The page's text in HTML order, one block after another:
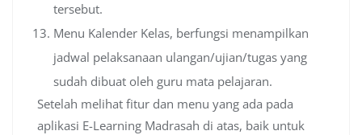
tersebut.
Menu Kalender Kelas, berfungsi menampilkan
jadwal pelaksanaan ulangan/ujian/tugas yang
sudah dibuat oleh guru mata pelajaran.
Setelah melihat fitur dan menu yang ada pada
aplikasi E-Learning Madrasah di atas, baik untuk